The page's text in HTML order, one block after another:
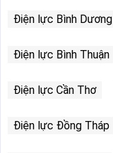
Điện lực Bình Dương
Điện lực Bình Thuận
Điện lực Cần Thơ
Điện lực Đồng Tháp